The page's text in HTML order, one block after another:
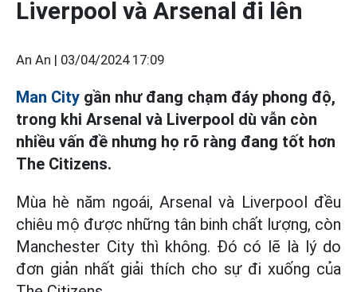
Liverpool và Arsenal đi lên
An An | 03/04/2024 17:09
Man City gần như đang chạm đáy phong độ,
trong khi Arsenal và Liverpool dù vẫn còn
nhiều vấn đề nhưng họ rõ ràng đang tốt hơn
The Citizens.
Mùa hè năm ngoái, Arsenal và Liverpool đều
chiêu mộ được những tân binh chất lượng, còn
Manchester City thì không. Đó có lẽ là lý do
đơn giản nhất giải thích cho sự đi xuống của